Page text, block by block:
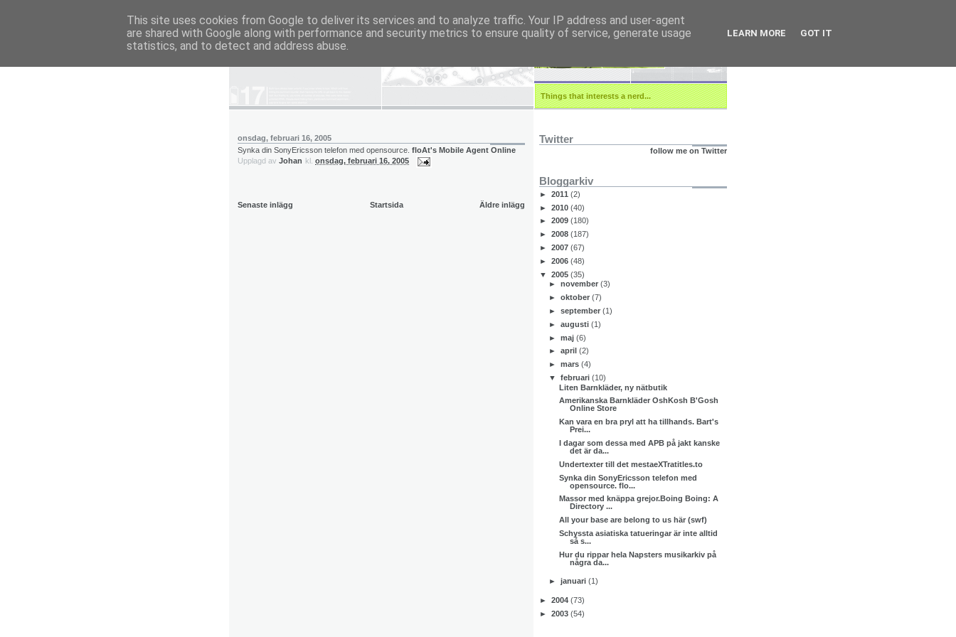
blog.wieslander.eu
Things that interests a nerd...
onsdag, februari 16, 2005
Synka din SonyEricsson telefon med opensource. floAt's Mobile Agent Online
Upplagd av Johan kl. onsdag, februari 16, 2005
Senaste inlägg Äldre inlägg
Startsida
Twitter
follow me on Twitter
Bloggarkiv
► 2011 (2)
► 2010 (40)
► 2009 (180)
► 2008 (187)
► 2007 (67)
► 2006 (48)
▼ 2005 (35)
►november(3)
►oktober(7)
►september(1)
►augusti(1)
►maj(6)
►april(2)
►mars(4)
▼februari(10)
Liten Barnkläder, ny nätbutik
Amerikanska Barnkläder OshKosh B'Gosh
Online Store
Kan vara en bra pryl att ha tillhands. Bart's
Prei...
I dagar som dessa med APB på jakt kanske
det är da...
Undertexter till det mestaeXTratitles.to
Synka din SonyEricsson telefon med
opensource. flo...
Massor med knäppa grejor.Boing Boing: A
Directory ...
All your base are belong to us här (swf)
Schyssta asiatiska tatueringar är inte alltid
så s...
Hur du rippar hela Napsters musikarkiv på
några da...
►januari(1)
► 2004 (73)
► 2003 (54)
This site uses cookies from Google to deliver its services and to analyze traffic. Your IP address and user-agent
are shared with Google along with performance and security metrics to ensure quality of service, generate usage
statistics, and to detect and address abuse.
LEARN MORE GOT IT